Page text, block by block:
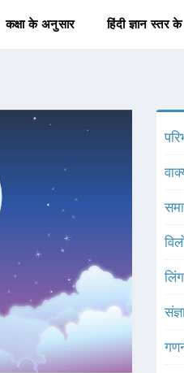
कक्षा के अनुसार हिंदी ज्ञान स्तर